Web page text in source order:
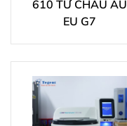
610 TỪ CHÂU ÂU
EU G7